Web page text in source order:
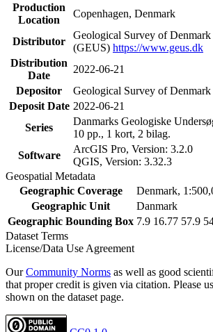
Production
Location
Copenhagen, Denmark
Distributor
Geological Survey of Denmark
(GEUS) https://www.geus.dk
Distribution
Date
2022-06-21
Depositor
Geological Survey of Denmark
Deposit Date 2022-06-21
Series
Danmarks Geologiske
10 pp., 1 kort, 2 bilag.
Software
ArcGIS Pro, Version: 3.2.0
QGIS, Version: 3.32.3
Geospatial Metadata
Geographic Coverage
Denmark,
Geographic Unit
Danmark
Geographic Bounding Box 7.9 16.77 57.9
Dataset Terms
License/Data Use Agreement
OurCommunity Norms as well as good
that proper credit is given via citation. Please
shown on the dataset page.